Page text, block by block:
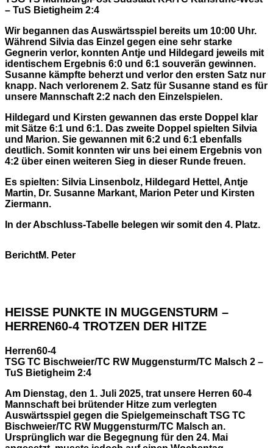
– TuS Bietigheim 2:4
Wir begannen das Auswärtsspiel bereits um 10:00 Uhr.
Während Silvia das Einzel gegen eine sehr starke
Gegnerin verlor, konnten Antje und Hildegard jeweils mit
identischem Ergebnis 6:0 und 6:1 souverän gewinnen.
Susanne kämpfte beherzt und verlor den ersten Satz nur
knapp. Nach verlorenem 2. Satz für Susanne stand es für
unsere Mannschaft 2:2 nach den Einzelspielen.
Hildegard und Kirsten gewannen das erste Doppel klar
mit Sätze 6:1 und 6:1. Das zweite Doppel spielten Silvia
und Marion. Sie gewannen mit 6:2 und 6:1 ebenfalls
deutlich. Somit konnten wir uns bei einem Ergebnis von
4:2 über einen weiteren Sieg in dieser Runde freuen.
Es spielten: Silvia Linsenbolz, Hildegard Hettel, Antje
Martin, Dr. Susanne Markant, Marion Peter und Kirsten
Ziermann.
In der Abschluss-Tabelle belegen wir somit den 4. Platz.
Bericht:M. Peter
HEISSE PUNKTE IN MUGGENSTURM –
HERREN60-4 TROTZEN DER HITZE
Herren60-4
TSG TC Bischweier/TC RW Muggensturm/TC Malsch 2 –
TuS Bietigheim 2:4
Am Dienstag, den 1. Juli 2025, trat unsere Herren 60-4
Mannschaft bei brütender Hitze zum verlegten
Auswärtsspiel gegen die Spielgemeinschaft TSG TC
Bischweier/TC RW Muggensturm/TC Malsch an.
Ursprünglich war die Begegnung für den 24. Mai